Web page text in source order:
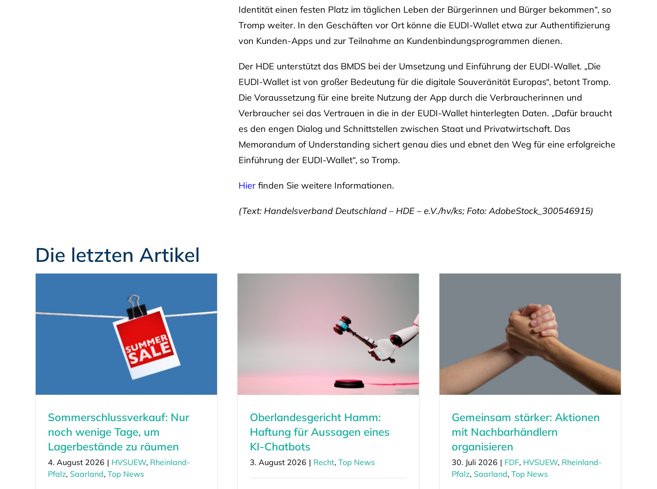
Identität einen festen Platz im täglichen Leben der Bürgerinnen und Bürger bekommen“, so
Tromp weiter. In den Geschäften vor Ort könne die EUDI-Wallet etwa zur Authentifizierung
von Kunden-Apps und zur Teilnahme an Kundenbindungsprogrammen dienen.
Der HDE unterstützt das BMDS bei der Umsetzung und Einführung der EUDI-Wallet. „Die
EUDI-Wallet ist von großer Bedeutung für die digitale Souveränität Europas“, betont Tromp.
Die Voraussetzung für eine breite Nutzung der App durch die Verbraucherinnen und
Verbraucher sei das Vertrauen in die in der EUDI-Wallet hinterlegten Daten. „Dafür braucht
es den engen Dialog und Schnittstellen zwischen Staat und Privatwirtschaft. Das
Memorandum of Understanding sichert genau dies und ebnet den Weg für eine erfolgreiche
Einführung der EUDI-Wallet“, so Tromp.
Hierfinden Sie weitere Informationen.
(Text: Handelsverband Deutschland – HDE – e.V./hv/ks; Foto: AdobeStock_300546915)
Die letzten Artikel
Sommerschlussverkauf: Nur
noch wenige Tage, um
Lagerbestände zu räumen
4. August 2026 | HVSUEW, Rheinland-
Pfalz, Saarland, Top News
Oberlandesgericht Hamm:
Haftung für Aussagen eines
KI-Chatbots
3. August 2026 | Recht, Top News
Gemeinsam stärker: Aktionen
mit Nachbarhändlern
organisieren
30. Juli 2026 | FDF, HVSUEW, Rheinland-
Pfalz, Saarland, Top News